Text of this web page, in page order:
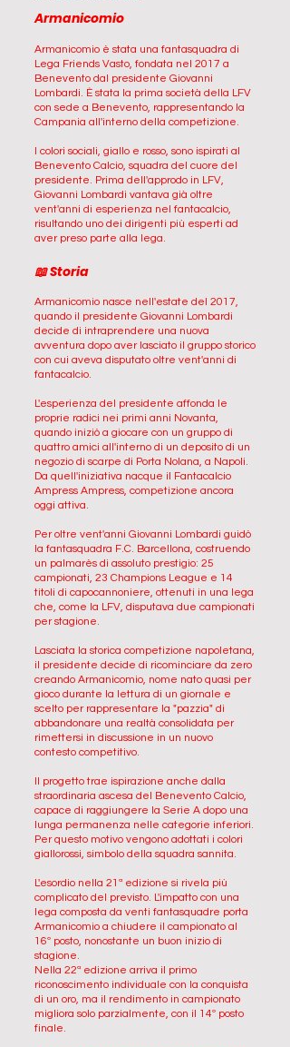
Armanicomio
Armanicomio è stata una fantasquadra di
Lega Friends Vasto, fondata nel 2017 a
Benevento dal presidente Giovanni
Lombardi. È stata la prima società della LFV
con sede a Benevento, rappresentando la
Campania all'interno della competizione.
I colori sociali, giallo e rosso, sono ispirati al
Benevento Calcio, squadra del cuore del
presidente. Prima dell'approdo in LFV,
Giovanni Lombardi vantava già oltre
vent'anni di esperienza nel fantacalcio,
risultando uno dei dirigenti più esperti ad
aver preso parte alla lega.
📖 Storia
Armanicomio nasce nell'estate del 2017,
quando il presidente Giovanni Lombardi
decide di intraprendere una nuova
avventura dopo aver lasciato il gruppo storico
con cui aveva disputato oltre vent'anni di
fantacalcio.
L'esperienza del presidente affonda le
proprie radici nei primi anni Novanta,
quando iniziò a giocare con un gruppo di
quattro amici all'interno di un deposito di un
negozio di scarpe di Porta Nolana, a Napoli.
Da quell'iniziativa nacque il Fantacalcio
Ampress Ampress, competizione ancora
oggi attiva.
Per oltre vent'anni Giovanni Lombardi guidò
la fantasquadra F.C. Barcellona, costruendo
un palmarès di assoluto prestigio: 25
campionati, 23 Champions League e 14
titoli di capocannoniere, ottenuti in una lega
che, come la LFV, disputava due campionati
per stagione.
Lasciata la storica competizione napoletana,
il presidente decide di ricominciare da zero
creando Armanicomio, nome nato quasi per
gioco durante la lettura di un giornale e
scelto per rappresentare la "pazzia" di
abbandonare una realtà consolidata per
rimettersi in discussione in un nuovo
contesto competitivo.
Il progetto trae ispirazione anche dalla
straordinaria ascesa del Benevento Calcio,
capace di raggiungere la Serie A dopo una
lunga permanenza nelle categorie inferiori.
Per questo motivo vengono adottati i colori
giallorossi, simbolo della squadra sannita.
L'esordio nella 21ª edizione si rivela più
complicato del previsto. L'impatto con una
lega composta da venti fantasquadre porta
Armanicomio a chiudere il campionato al
16º posto, nonostante un buon inizio di
stagione.
Nella 22ª edizione arriva il primo
riconoscimento individuale con la conquista
di un oro, ma il rendimento in campionato
migliora solo parzialmente, con il 14º posto
finale.